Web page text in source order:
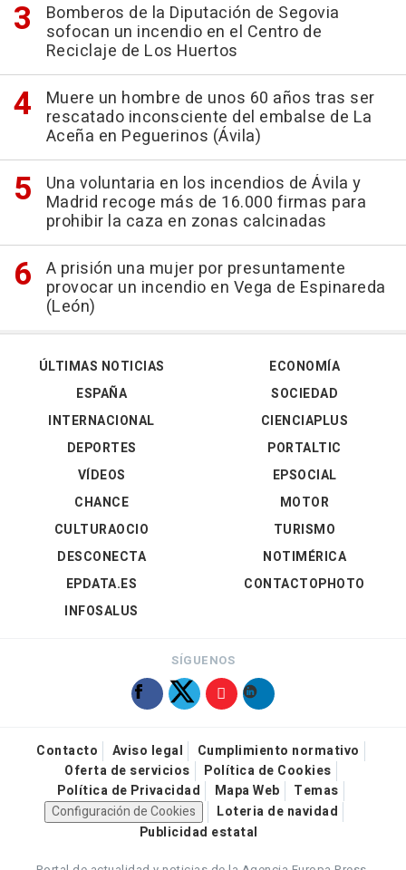
Bomberos de la Diputación de Segovia
sofocan un incendio en el Centro de
Reciclaje de Los Huertos
Muere un hombre de unos 60 años tras ser
rescatado inconsciente del embalse de La
Aceña en Peguerinos (Ávila)
Una voluntaria en los incendios de Ávila y
Madrid recoge más de 16.000 firmas para
prohibir la caza en zonas calcinadas
A prisión una mujer por presuntamente
provocar un incendio en Vega de Espinareda
(León)
ÚLTIMAS NOTICIAS
ESPAÑA
INTERNACIONAL
DEPORTES
VÍDEOS
ECONOMÍA
SOCIEDAD
CIENCIAPLUS
PORTALTIC
EPSOCIAL
CHANCE
CULTURAOCIO
DESCONECTA
EPDATA.ES
INFOSALUS
MOTOR
TURISMO
NOTIMÉRICA
CONTACTOPHOTO
SÍGUENOS
Contacto Aviso legal
Cumplimiento normativo
Oferta de servicios
Política de Cookies
Política de Privacidad
Mapa Web
Temas
Configuración de Cookies
Loteria de navidad
Publicidad estatal